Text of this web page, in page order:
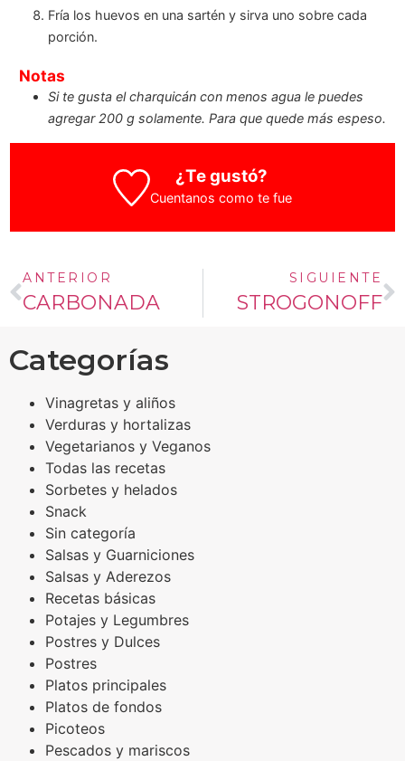
Fría los huevos en una sartén y sirva uno sobre cada
porción.
Notas
Si te gusta el charquicán con menos agua le puedes
agregar 200 g solamente. Para que quede más espeso.
¿Te gustó?
Cuentanos como te fue
ANTERIOR
CARBONADA
SIGUIENTE
STROGONOFF
Categorías
Vinagretas y aliños
Verduras y hortalizas
Vegetarianos y Veganos
Todas las recetas
Sorbetes y helados
Snack
Sin categoría
Salsas y Guarniciones
Salsas y Aderezos
Recetas básicas
Potajes y Legumbres
Postres y Dulces
Postres
Platos principales
Platos de fondos
Picoteos
Pescados y mariscos